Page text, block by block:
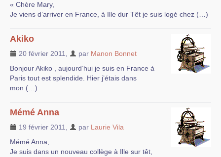
« Chère Mary,
Je viens d’arriver en France, à Ille dur Têt je suis logé chez (…)
Akiko
20 février 2011 par Manon Bonnet
Bonjour Akiko , aujourd’hui je suis en France à
Paris tout est splendide. Hier j’étais dans
mon (…)
Mémé Anna
19 février 2011 par Laurie Vila
Mémé Anna,
Je suis dans un nouveau collège à Ille sur têt,